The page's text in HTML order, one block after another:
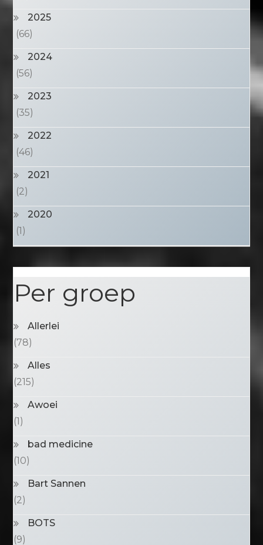
2025
(66)
2024
(56)
2023
(35)
2022
(46)
2021
(2)
2020
(1)
Per groep
Allerlei
(78)
Alles
(215)
Awoei
(1)
bad medicine
(10)
Bart Sannen
(2)
BOTS
(9)